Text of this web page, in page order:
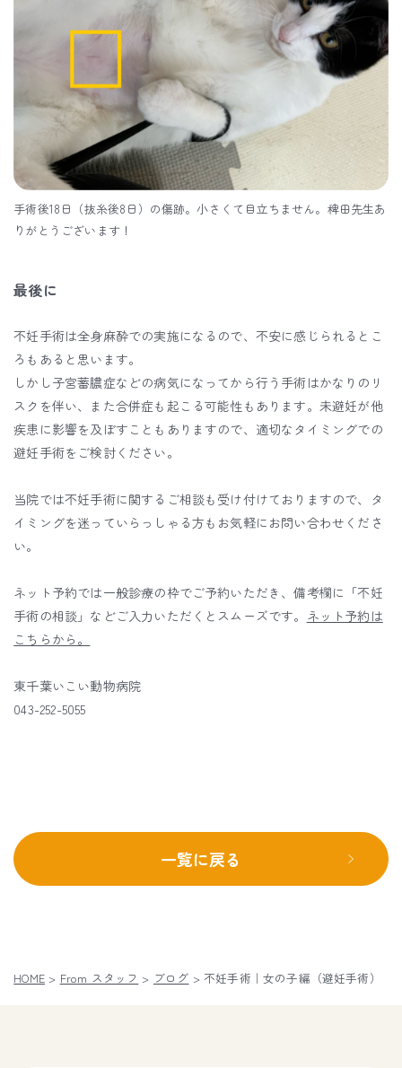
手術後18日（抜糸後8日）の傷跡。小さくて目立ちません。稗田先生あ
りがとうございます！
最後に
不妊手術は全身麻酔での実施になるので、不安に感じられるとこ
ろもあると思います。
しかし子宮蓄膿症などの病気になってから行う手術はかなりのリ
スクを伴い、また合併症も起こる可能性もあります。未避妊が他
疾患に影響を及ぼすこともありますので、適切なタイミングでの
避妊手術をご検討ください。
当院では不妊手術に関するご相談も受け付けておりますので、タ
イミングを迷っていらっしゃる方もお気軽にお問い合わせくださ
い。
ネット予約では一般診療の枠でご予約いただき、備考欄に「不妊
手術の相談」などご入力いただくとスムーズです。 ネット予約は
こちらから。
東千葉いこい動物病院
043-252-5055
一覧に戻る
HOME > From スタッフ > ブログ >不妊手術｜女の子編（避妊手術）